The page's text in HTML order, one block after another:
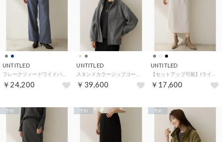
UNTITLED
￥24,200
UNTITLED
￥39,600
UNTITLED
￥17,600
予約 予約 予約